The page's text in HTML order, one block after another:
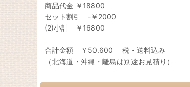
商品代金 ￥18800
セット割引 -￥2000
(2)小計 ￥16800
合計金額 ￥50.600 税・送料込み
（北海道・沖縄・離島は別途お見積り）